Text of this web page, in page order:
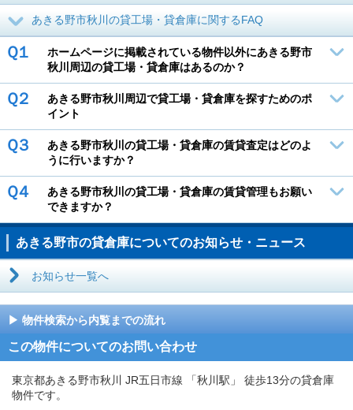
あきる野市秋川の貸工場・貸倉庫に関するFAQ
Ｑ１
ホームページに掲載されている物件以外にあきる野市
秋川周辺の貸工場・貸倉庫はあるのか？
Ｑ２
あきる野市秋川周辺で貸工場・貸倉庫を探すためのポ
イント
Ｑ３
あきる野市秋川の貸工場・貸倉庫の賃貸査定はどのよ
うに行いますか？
Ｑ４
あきる野市秋川の貸工場・貸倉庫の賃貸管理もお願い
できますか？
あきる野市の貸倉庫についてのお知らせ・ニュース
お知らせ一覧へ
物件検索から内覧までの流れ
この物件についてのお問い合わせ
東京都あきる野市秋川 JR五日市線 「秋川駅」 徒歩13分の貸倉庫
物件です。